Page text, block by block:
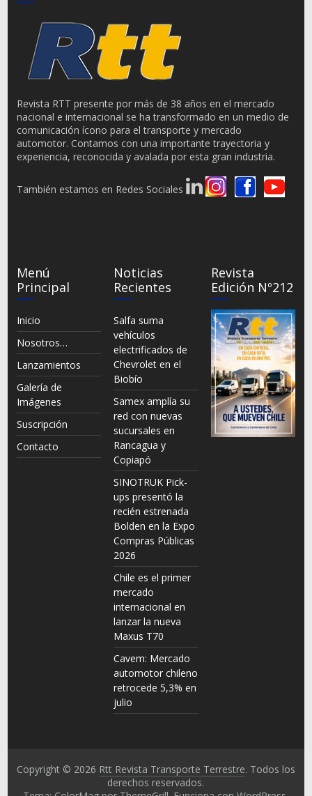
Revista RTT presente por más de 38 años en el mercado
nacional e internacional se ha transformado en un medio de
comunicación ícono para el transporte y mercado
automotor. Contamos con una importante trayectoria y
experiencia, reconocida y avalada por esta gran industria.
También estamos en Redes Sociales
Menú
Principal
Inicio
Nosotros…
Lanzamientos
Galería de
Imágenes
Suscripción
Contacto
Noticias
Recientes
Salfa suma
vehículos
electrificados de
Chevrolet en el
Biobío
Samex amplía su
red con nuevas
sucursales en
Rancagua y
Copiapó
SINOTRUK Pick-
ups presentó la
recién estrenada
Bolden en la Expo
Compras Públicas
2026
Chile es el primer
mercado
internacional en
lanzar la nueva
Maxus T70
Cavem: Mercado
automotor chileno
retrocede 5,3% en
julio
Revista
Edición Nº212
Copyright © 2026 Rtt Revista Transporte Terrestre. Todos los
derechos reservados.